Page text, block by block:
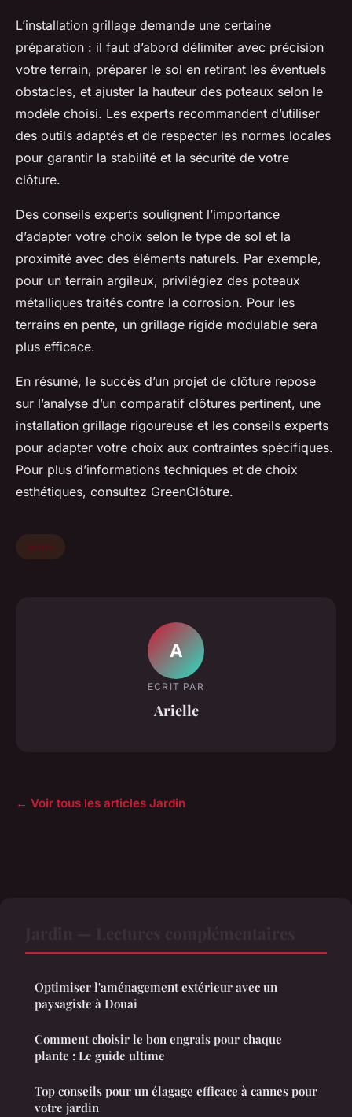
L’installation grillage demande une certaine
préparation : il faut d’abord délimiter avec précision
votre terrain, préparer le sol en retirant les éventuels
obstacles, et ajuster la hauteur des poteaux selon le
modèle choisi. Les experts recommandent d’utiliser
des outils adaptés et de respecter les normes locales
pour garantir la stabilité et la sécurité de votre
clôture.
Des conseils experts soulignent l’importance
d’adapter votre choix selon le type de sol et la
proximité avec des éléments naturels. Par exemple,
pour un terrain argileux, privilégiez des poteaux
métalliques traités contre la corrosion. Pour les
terrains en pente, un grillage rigide modulable sera
plus efficace.
En résumé, le succès d’un projet de clôture repose
sur l’analyse d’un comparatif clôtures pertinent, une
installation grillage rigoureuse et les conseils experts
pour adapter votre choix aux contraintes spécifiques.
Pour plus d’informations techniques et de choix
esthétiques, consultez GreenClôture.
jardin
A
ECRIT PAR
Arielle
← Voir tous les articles Jardin
Optimiser l'aménagement extérieur avec un
paysagiste à Douai
Comment choisir le bon engrais pour chaque
plante : Le guide ultime
Top conseils pour un élagage efficace à cannes pour
votre jardin